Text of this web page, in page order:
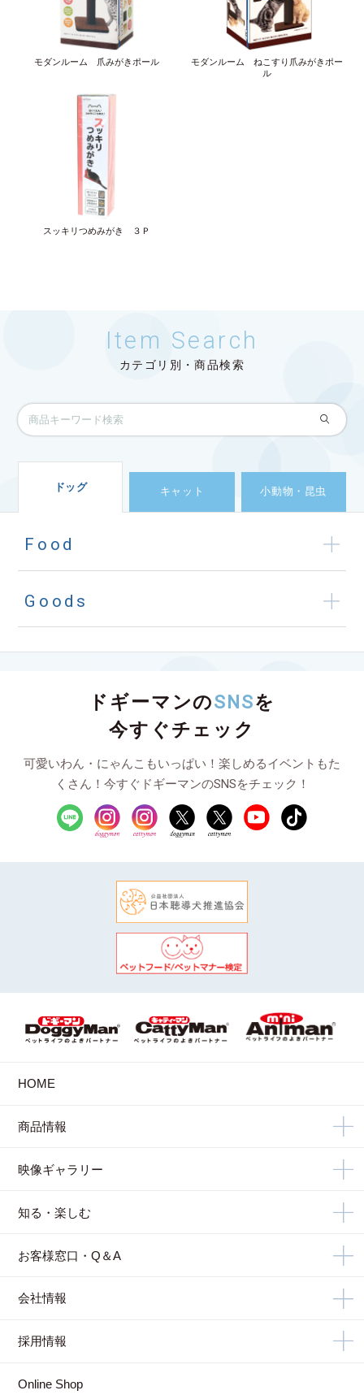
モダンルーム 爪みがきポール
モダンルーム ねこすり爪みがきポー
ル
スッキリつめみがき ３Ｐ
Item Search
カテゴリ別・商品検索
ドッグ キャット 小動物・昆虫
Food
Goods
ドギーマンのSNSを
今すぐチェック
可愛いわん・にゃんこもいっぱい！楽しめるイベントもた
くさん！今すぐドギーマンのSNSをチェック！
HOME
商品情報
映像ギャラリー
知る・楽しむ
お客様窓口・Q＆A
会社情報
採用情報
Online Shop